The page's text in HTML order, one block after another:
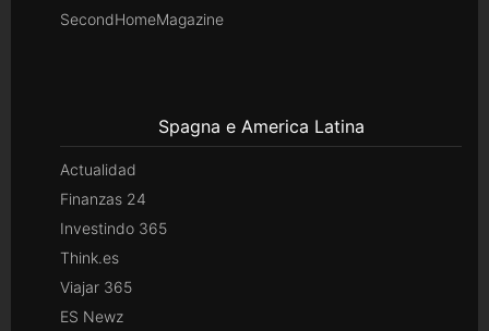
SecondHomeMagazine
Spagna e America Latina
Actualidad
Finanzas 24
Investindo 365
Think.es
Viajar 365
ES Newz